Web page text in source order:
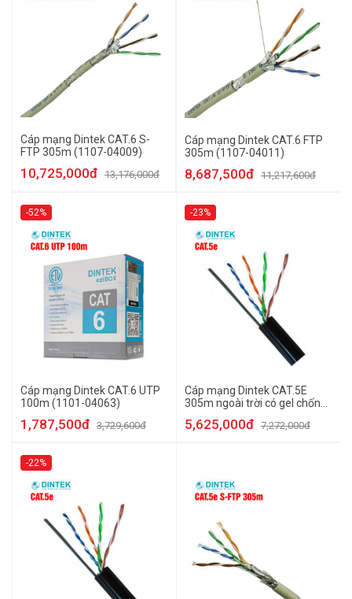
Cáp mạng Dintek CAT.6 S-
FTP 305m (1107-04009)
10,725,000đ 13,176,000đ
Cáp mạng Dintek CAT.6 FTP
305m (1107-04011)
8,687,500đ 11,217,600đ
-52%
Cáp mạng Dintek CAT.6 UTP
100m (1101-04063)
1,787,500đ 3,729,600đ
-23%
Cáp mạng Dintek CAT.5E
305m ngoài trời có gel chống
5,625,000đ 7,272,000đ
-22%